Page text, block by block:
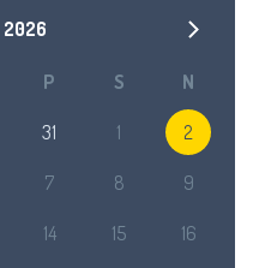
2026
P S N
31 1 2
7 8 9
14 15 16